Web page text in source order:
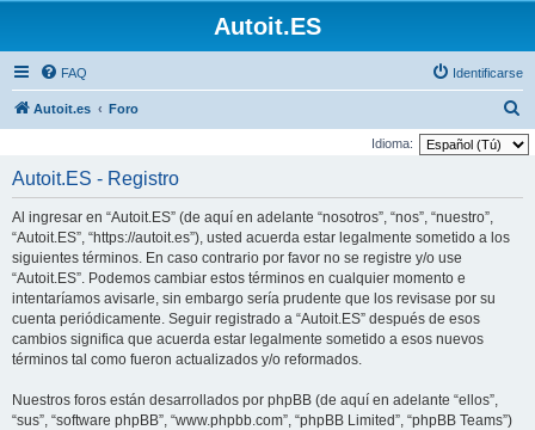
Autoit.ES
FAQ Identificarse
Autoit.es Foro
u
Idioma:
Autoit.ES - Registro
Al ingresar en “Autoit.ES” (de aquí en adelante “nosotros”, “nos”, “nuestro”,
“Autoit.ES”, “https://autoit.es”), usted acuerda estar legalmente sometido a los
siguientes términos. En caso contrario por favor no se registre y/o use
“Autoit.ES”. Podemos cambiar estos términos en cualquier momento e
intentaríamos avisarle, sin embargo sería prudente que los revisase por su
cuenta periódicamente. Seguir registrado a “Autoit.ES” después de esos
cambios significa que acuerda estar legalmente sometido a esos nuevos
términos tal como fueron actualizados y/o reformados.
Nuestros foros están desarrollados por phpBB (de aquí en adelante “ellos”,
“sus”, “software phpBB”, “www.phpbb.com”, “phpBB Limited”, “phpBB Teams”)